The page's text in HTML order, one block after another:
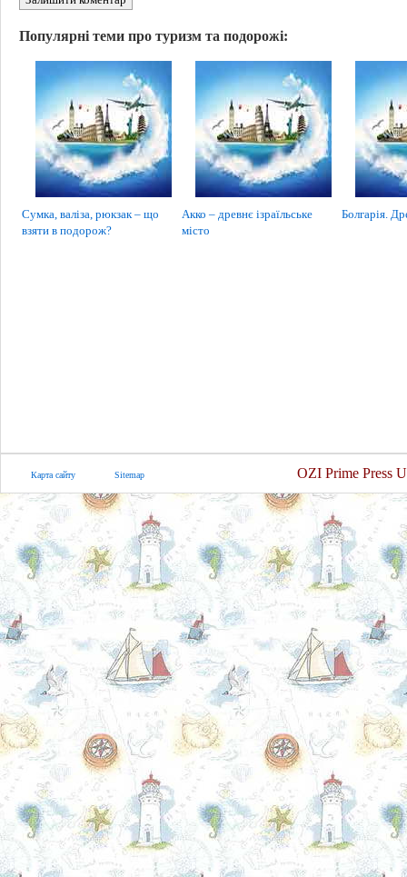
Популярні теми про туризм та подорожі:
Сумка, валіза, рюкзак – що
взяти в подорож?
Акко – древнє ізраїльське
місто
Болгарія.
Карта сайту Sitemap OZI Prime Press